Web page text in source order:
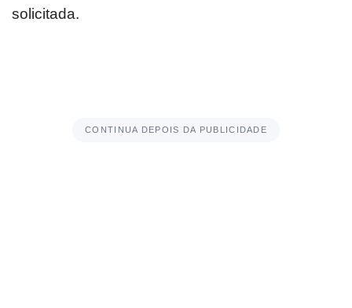
solicitada.
CONTINUA DEPOIS DA PUBLICIDADE